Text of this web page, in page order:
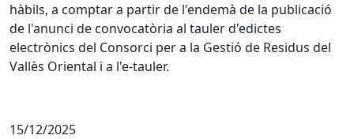
hàbils, a comptar a partir de l'endemà de la publicació
de l'anunci de convocatòria al tauler d'edictes
electrònics del Consorci per a la Gestió de Residus del
Vallès Oriental i a l'e-tauler.
15/12/2025